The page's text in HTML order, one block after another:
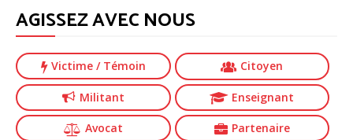
AGISSEZ AVEC NOUS
Victime / Témoin Citoyen
Militant Enseignant
Avocat Partenaire